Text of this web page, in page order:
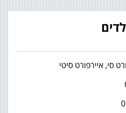
סי, איירפורט סיטי